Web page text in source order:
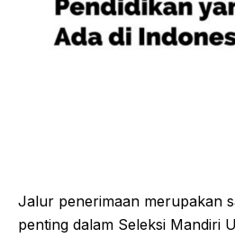
Jalur penerimaan merupakan
penting dalam Seleksi Mandiri